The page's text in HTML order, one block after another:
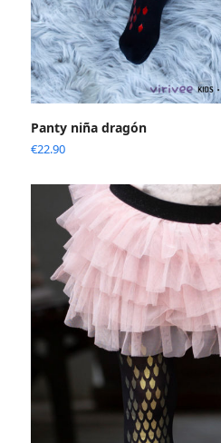
Panty niña dragón
€22.90